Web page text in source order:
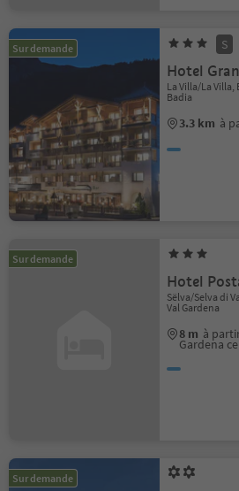
Sur demande S
Hotel
La Villa/La
Badia
3.3 km à
Sur demande
Hotel
Sëlva/Selva di
Val Gardena
8 m à
Gardena
Sur demande